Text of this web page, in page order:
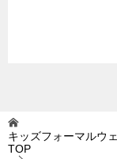
キッズフォーマルウ
TOP